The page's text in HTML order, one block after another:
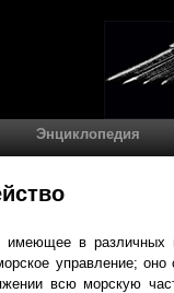
Энциклопедия
в различных
управление; оно
всю морскую